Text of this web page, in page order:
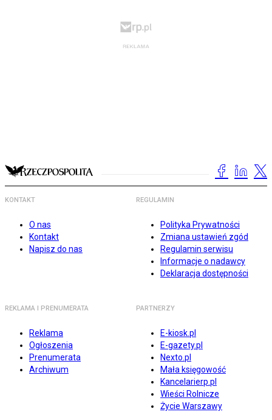
KONTAKT
O nas
Kontakt
Napisz do nas
REGULAMIN
Polityka Prywatności
Zmiana ustawień zgód
Regulamin serwisu
Informacje o nadawcy
Deklaracja dostępności
REKLAMA I PRENUMERATA
Reklama
Ogłoszenia
Prenumerata
Archiwum
PARTNERZY
E-kiosk.pl
E-gazety.pl
Nexto.pl
Mała księgowość
Kancelarierp.pl
Wieści Rolnicze
Życie Warszawy